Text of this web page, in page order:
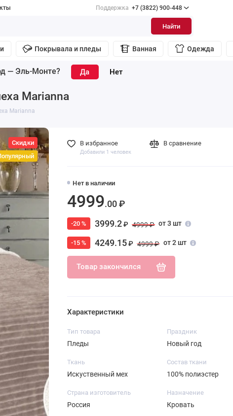
Поддержка +7 (3822) 900-448
Найти
Покрывала и пледы Ванная Одежда
— Эль-Монте?
Marianna
Marianna
Скидки
Нет в наличии
4999.00 ₽
-20 % 3999.2₽ 4999 ₽ от 3 шт
-15 % 4249.15₽ 4999 ₽ от 2 шт
Товар закончился
В избранное
Добавили 1 человек
В сравнение
Характеристики
Тип товара
Пледы
Праздник
Новый год
Ткань
Искуственный мех
Состав ткани
100% полиэстер
Страна изготовитель
Россия
Назначение
Кровать